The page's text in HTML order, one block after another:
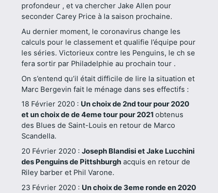
profondeur , et va chercher Jake Allen pour
seconder Carey Price à la saison prochaine.
Au dernier moment, le coronavirus change les
calculs pour le classement et qualifie l’équipe pour
les séries. Victorieux contre les Penguins, le ch se
fera sortir par Philadelphie au prochain tour .
On s’entend qu’il était difficile de lire la situation et
Marc Bergevin fait le ménage dans ses effectifs :
18 Février 2020 : Un choix de 2nd tour pour 2020
et un choix de de 4eme tour pour 2021 obtenus
des Blues de Saint-Louis en retour de Marco
Scandella.
20 Février 2020 : Joseph Blandisi et Jake Lucchini
des Penguins de Pittshburghacquis en retour de
Riley barber et Phil Varone.
23 Février 2020 : Un choix de 3eme ronde en 2020